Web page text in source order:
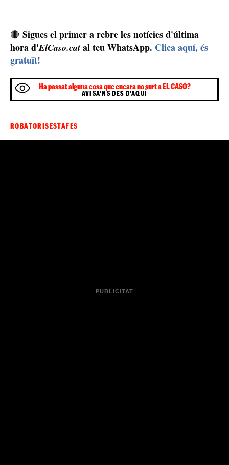
🔴 Sigues el primer a rebre les notícies d'última
hora d'ElCaso.cat al teu WhatsApp. Clica aquí, és
gratuït!
Ha passat alguna cosa que encara no surt a EL CASO?
AVISA'NS DES D'AQUÍ
ROBATORISESTAFES